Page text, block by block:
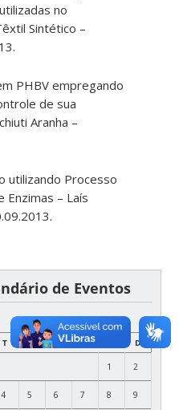
no
Sintético –
PHBV empregando
de sua
Aranha –
utilizando Processo
Enzimas – Laís
de Eventos
AGOSTO
T Q Q S D
1 2
4 5 6 7 8 9